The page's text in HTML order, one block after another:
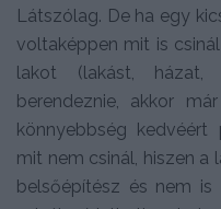
Látszólag. De ha egy
voltaképpen mit is
lakot (lakást,
berendeznie, akkor
könnyebbség
mit nem csinál, hiszen a
belsőépítész és nem